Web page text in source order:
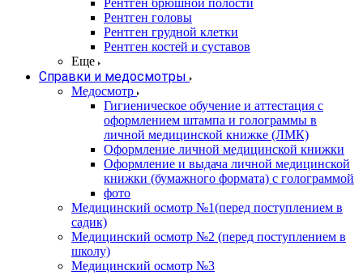
Рентген брюшной полости
Рентген головы
Рентген грудной клетки
Рентген костей и суставов
Еще
Справки и медосмотры
Медосмотр
Гигиеническое обучение и аттестация с
оформлением штампа и голограммы в
личной медицинской книжке (ЛМК)
Оформление личной медицинской книжки
Оформление и выдача личной медицинской
книжки (бумажного формата) с голограммой
фото
Медицинский осмотр №1(перед поступлением в
садик)
Медицинский осмотр №2 (перед поступлением в
школу)
Медицинский осмотр №3